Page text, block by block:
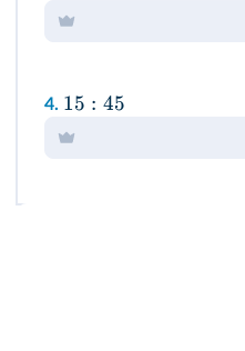
4. 15 : 45